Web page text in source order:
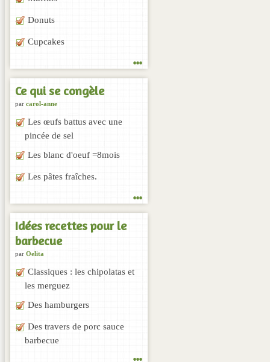
Donuts
Cupcakes
...
Ce qui se congèle
par carol-anne
Les œufs battus avec une
pincée de sel
Les blanc d'oeuf =8mois
Les pâtes fraîches.
...
Idées recettes pour le
barbecue
par Oelita
Classiques : les chipolatas et
les merguez
Des hamburgers
Des travers de porc sauce
barbecue
...